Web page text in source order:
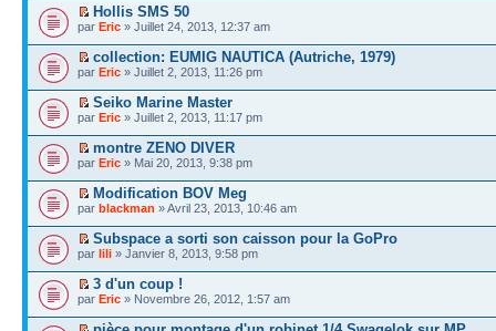
Hollis SMS 50
par Eric » Juillet 24, 2013, 12:37 am
collection: EUMIG NAUTICA (Autriche, 1979)
par Eric » Juillet 2, 2013, 11:26 pm
Seiko Marine Master
par Eric » Juillet 2, 2013, 11:17 pm
montre ZENO DIVER
par Eric » Mai 20, 2013, 9:38 pm
Modification BOV Meg
par blackman » Avril 23, 2013, 10:46 am
Subspace a sorti son caisson pour la GoPro
par lili » Janvier 8, 2013, 9:58 pm
3 d'un coup !
par Eric » Novembre 26, 2012, 1:57 am